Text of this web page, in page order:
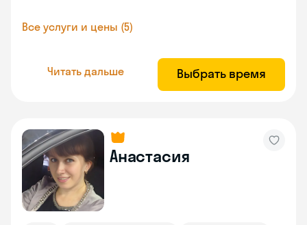
Все услуги и цены (5)
Читать дальше Выбрать время
Анастасия